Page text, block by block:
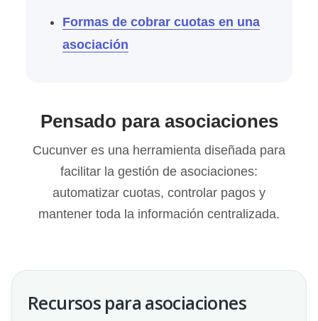
Formas de cobrar cuotas en una
asociación
Pensado para asociaciones
Cucunver es una herramienta diseñada para
facilitar la gestión de asociaciones:
automatizar cuotas, controlar pagos y
mantener toda la información centralizada.
Recursos para asociaciones